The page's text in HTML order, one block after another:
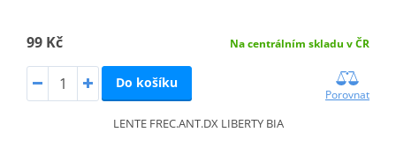
99 Kč Na centrálním skladu v ČR
Do košíku
Porovnat
LENTE FREC.ANT.DX LIBERTY BIA